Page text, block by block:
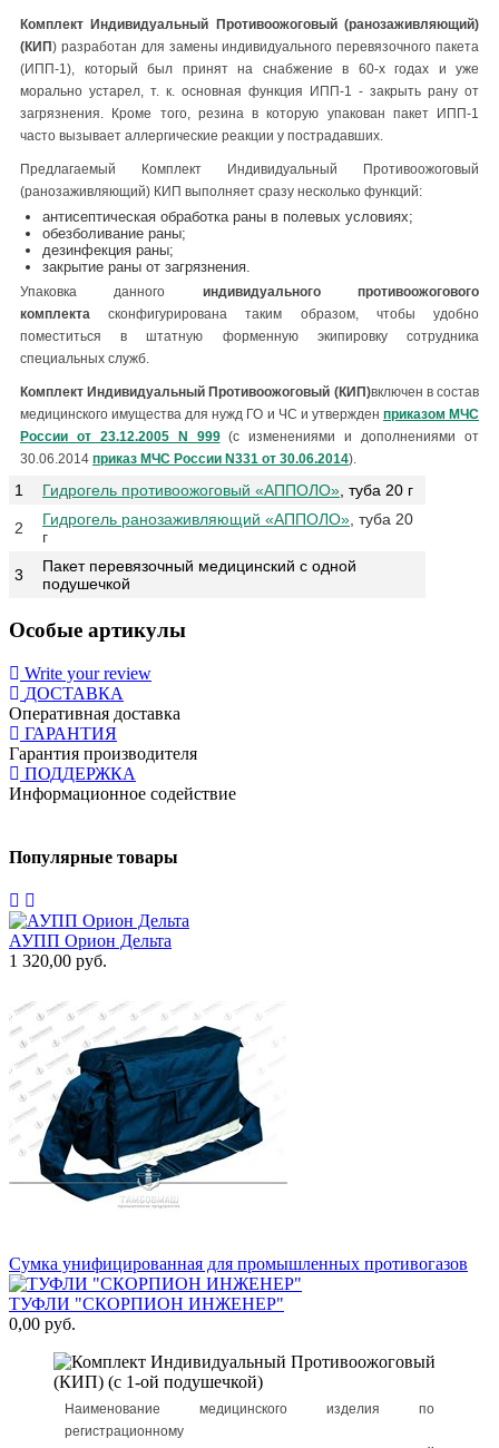
Комплект Индивидуальный Противоожоговый (ранозаживляющий)
(КИП) разработан для замены индивидуального перевязочного пакета
(ИПП-1), который был принят на снабжение в 60-х годах и уже
морально устарел, т. к. основная функция ИПП-1 - закрыть рану от
загрязнения. Кроме того, резина в которую упакован пакет ИПП-1
часто вызывает аллергические реакции у пострадавших.
Предлагаемый Комплект Индивидуальный Противоожоговый
(ранозаживляющий) КИП выполняет сразу несколько функций:
антисептическая обработка раны в полевых условиях;
обезболивание раны;
дезинфекция раны;
закрытие раны от загрязнения.
Упаковка данного индивидуального противоожогового
комплекта сконфигурирована таким образом, чтобы удобно
поместиться в штатную форменную экипировку сотрудника
специальных служб.
Комплект Индивидуальный Противоожоговый (КИП)включен в состав
медицинского имущества для нужд ГО и ЧС и утвержден приказом МЧС
России от 23.12.2005 N 999(с изменениями и дополнениями от
30.06.2014 приказ МЧС России N331 от 30.06.2014).
1 Гидрогель противоожоговый «АППОЛО» , туба 20 г
2 Гидрогель ранозаживляющий «АППОЛО» , туба 20
г
3
Пакет перевязочный медицинский с одной
подушечкой
Особые артикулы
Write your review
ДОСТАВКА
Оперативная доставка
ГАРАНТИЯ
Гарантия производителя
ПОДДЕРЖКА
Информационное содействие
Популярные товары
АУПП Орион Дельта
1 320,00 руб.
Сумка унифицированная для промышленных противогазов
ТУФЛИ "СКОРПИОН ИНЖЕНЕР"
0,00 руб.
Наименование медицинского изделия по
регистрационному